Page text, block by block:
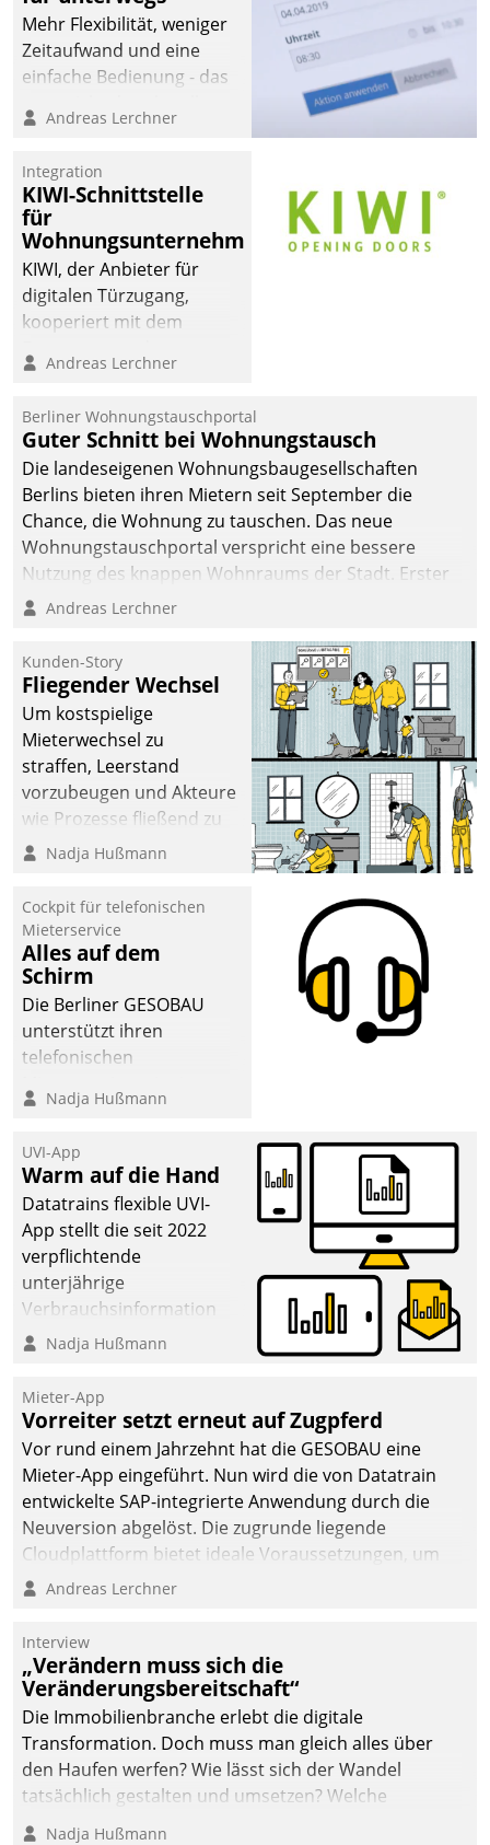
Mehr Flexibilität, weniger
Zeitaufwand und eine
einfache Bedienung - das
Cockpit für mobile
Datatrain. Die meravis
Wohnungsbau- und
Immobilien GmbH hat
sich dabei für den Betrieb
der Lösung über die SAP
Cloud Platform
Unternehmen am
Andreas Lerchner
Integration
KIWI-Schnittstelle
für
Wohnungsunternehmen
KIWI, der Anbieter für
digitalen Türzugang,
kooperiert mit dem
Softwareentwicklungshaus
Andreas Lerchner
Berliner Wohnungstauschportal
Guter Schnitt bei Wohnungstausch
Die landeseigenen Wohnungsbaugesellschaften
Berlins bieten ihren Mietern seit September die
Chance, die Wohnung zu tauschen. Das neue
Wohnungstauschportal verspricht eine bessere
Nutzung des knappen Wohnraums der Stadt. Erster
Anwendungsfall für Datatrains Lösung API-Hub mit
Unternehmen.
Andreas Lerchner
Kunden-Story
Fliegender Wechsel
Um kostspielige
Mieterwechsel zu
straffen, Leerstand
vorzubeugen und Akteure
wie Prozesse fließend zu
vernetzen, nutzt die
Jahresbeginn eine
Überblick, Einsicht und
Eingriff bietende Lösung.
Zur Entwicklung setzte
man auf
Cloudtechnologie,
bewährte und Startup-
agile Projektmethoden.
Nadja Hußmann
Cockpit für telefonischen
Mieterservice
Alles auf dem
Schirm
Die Berliner GESOBAU
unterstützt ihren
telefonischen
digitalen Cockpit, das
passende Fragen und
Schlagworte auswirft.
Eine intuitive
Dialogführung ermöglicht
dem externen
Serviceteam, Anrufe von
Mietenden zügiger und
effizienter zu bearbeiten.
Nadja Hußmann
UVI-App
Warm auf die Hand
Datatrains flexible UVI-
App stellt die seit 2022
verpflichtende
unterjährige
Verbrauchsinformation
schnell, zuverlässig und
Die monatlichen
Mitteilungen zum
Heizungs- und
Wasserverbrauch gehen
automatisiert, vollständig
und auf Wunsch über
mehrere zuvor
Kommunikationswege bei
Nadja Hußmann
Mieter-App
Vorreiter setzt erneut auf Zugpferd
Vor rund einem Jahrzehnt hat die GESOBAU eine
Mieter-App eingeführt. Nun wird die von Datatrain
entwickelte SAP-integrierte Anwendung durch die
Neuversion abgelöst. Die zugrunde liegende
Cloudplattform bietet ideale Voraussetzungen, um
die Funktionalität der App zu erweitern und weitere
integrieren.
Andreas Lerchner
Interview
„Verändern muss sich die
Veränderungsbereitschaft“
Die Immobilienbranche erlebt die digitale
Transformation. Doch muss man gleich alles über
den Haufen werfen? Wie lässt sich der Wandel
tatsächlich gestalten und umsetzen? Welche
Argumente zählen wirklich?
Nadja Hußmann